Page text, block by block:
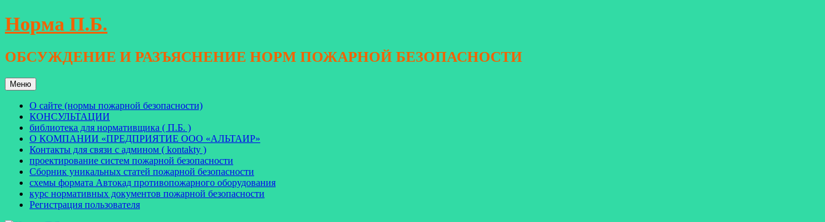
Перейти
к
Норма П.Б.
ОБСУЖДЕНИЕ И РАЗЪЯСНЕНИЕ НОРМ ПОЖАРНОЙ БЕЗОПАСНОСТИ
Меню
О сайте (нормы пожарной безопасности)
КОНСУЛЬТАЦИИ
библиотека для нормативщика ( П.Б. )
О КОМПАНИИ «ПРЕДПРИЯТИЕ ООО «АЛЬТАИР»
Контакты для связи с админом ( kontakty )
проектирование систем пожарной безопасности
Сборник уникальных статей пожарной безопасности
схемы формата Автокад противопожарного оборудования
курс нормативных документов пожарной безопасности
Регистрация пользователя